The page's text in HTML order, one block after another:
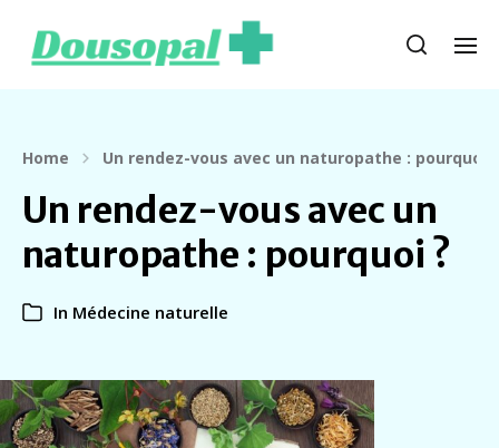
Home Un rendez-vous avec un naturopathe : pourquoi ?
Un rendez-vous avec un
naturopathe : pourquoi ?
In Médecine naturelle